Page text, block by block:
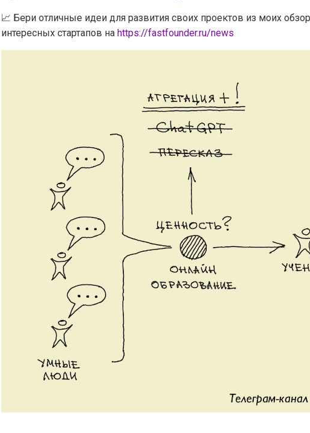
📈 Бери отличные идеи для развития своих проектов из моих
интересных стартапов на https://fastfounder.ru/news